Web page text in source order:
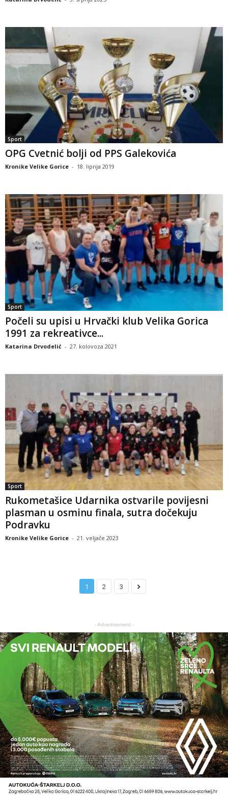
Sport
OPG Cvetnić bolji od PPS Galekovića
Kronike Velike Gorice - 18. lipnja 2019
Sport
Počeli su upisi u Hrvački klub Velika Gorica
1991 za rekreativce...
Katarina Drvodelić - 27. kolovoza 2021
Sport
Rukometašice Udarnika ostvarile povijesni
plasman u osminu finala, sutra dočekuju
Podravku
Kronike Velike Gorice - 21. veljače 2023
1 2 3
- Advertisement -